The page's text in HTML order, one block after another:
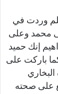
وردت في
محمد وعلى
إنك حميد
باركت على
على صحته